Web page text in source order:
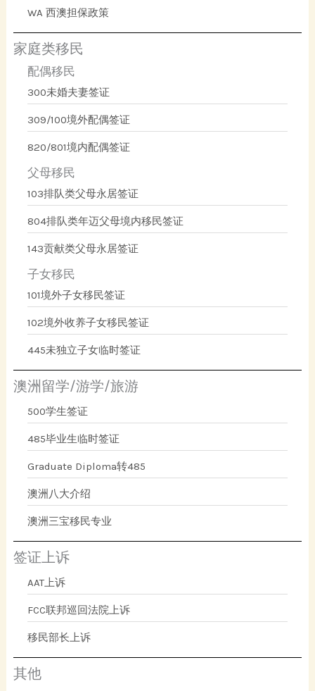
WA 西澳担保政策
家庭类移民
配偶移民
300未婚夫妻签证
309/100境外配偶签证
820/801境内配偶签证
父母移民
103排队类父母永居签证
804排队类年迈父母境内移民签证
143贡献类父母永居签证
子女移民
101境外子女移民签证
102境外收养子女移民签证
445未独立子女临时签证
澳洲留学/游学/旅游
500学生签证
485毕业生临时签证
Graduate Diploma转485
澳洲八大介绍
澳洲三宝移民专业
签证上诉
AAT上诉
FCC联邦巡回法院上诉
移民部长上诉
其他